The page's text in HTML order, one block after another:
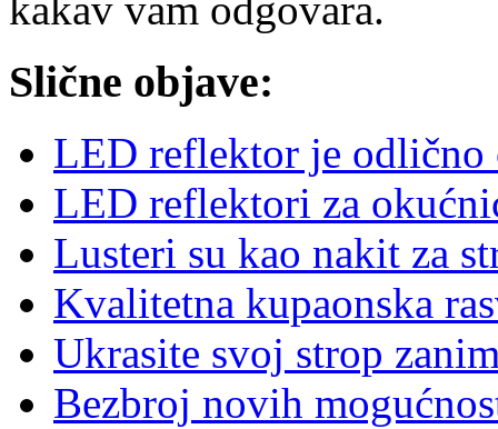
Slične objave:
LED reflektor je odlično
LED reflektori za
Lusteri su kao nakit za
Kvalitetna kupaonska
Ukrasite svoj strop
Bezbroj novih